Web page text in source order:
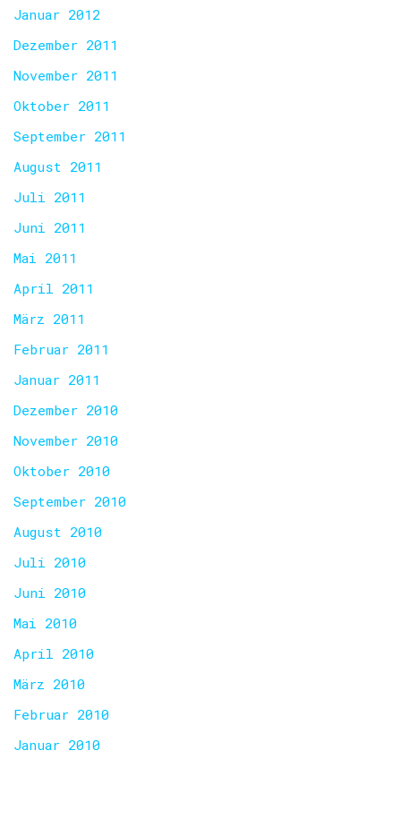
Januar 2012
Dezember 2011
November 2011
Oktober 2011
September 2011
August 2011
Juli 2011
Juni 2011
Mai 2011
April 2011
März 2011
Februar 2011
Januar 2011
Dezember 2010
November 2010
Oktober 2010
September 2010
August 2010
Juli 2010
Juni 2010
Mai 2010
April 2010
März 2010
Februar 2010
Januar 2010